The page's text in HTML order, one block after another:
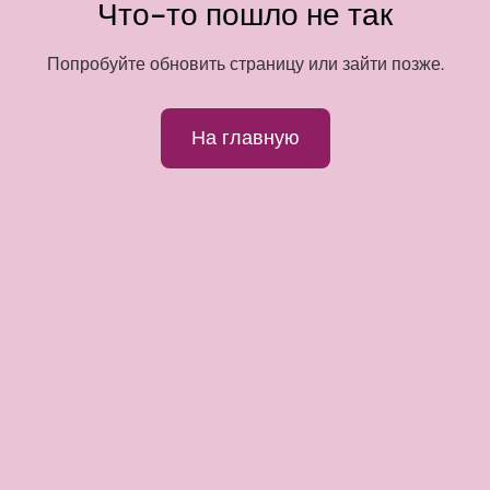
Что-то пошло не так
Попробуйте обновить страницу или зайти позже.
На главную